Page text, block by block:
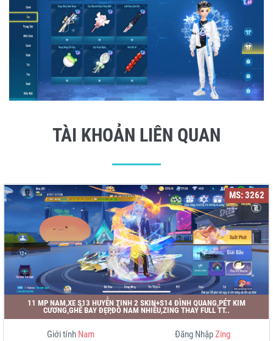
TÀI KHOẢN LIÊN QUAN
MS: 3262
11 MP NAM,XE S13 HUYỄN TINH 2 SKIN+S14 ĐÌNH QUANG,PÉT KIM
CƯƠNG,GHẾ BAY ĐẸP,ĐỒ NAM NHIỀU,ZING THAY FULL TT..
Giới tính Nam Đăng NhậpZing